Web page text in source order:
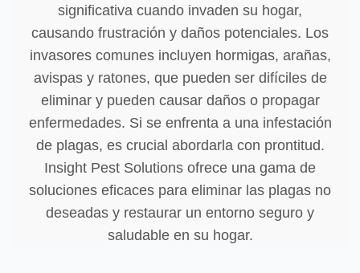
significativa cuando invaden su hogar,
causando frustración y daños potenciales. Los
invasores comunes incluyen hormigas, arañas,
avispas y ratones, que pueden ser difíciles de
eliminar y pueden causar daños o propagar
enfermedades. Si se enfrenta a una infestación
de plagas, es crucial abordarla con prontitud.
Insight Pest Solutions ofrece una gama de
soluciones eficaces para eliminar las plagas no
deseadas y restaurar un entorno seguro y
saludable en su hogar.